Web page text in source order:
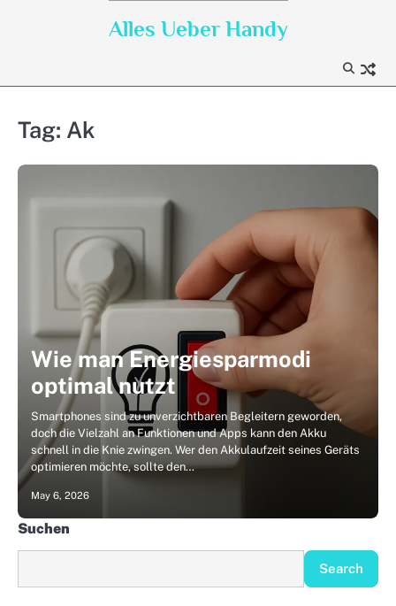
Alles Ueber Handy
Tag: Ak
Wie man Energiesparmodi
optimal nutzt
Smartphones sind zu unverzichtbaren Begleitern geworden,
doch die Vielzahl an Funktionen und Apps kann den Akku
schnell in die Knie zwingen. Wer den Akkulaufzeit seines Geräts
optimieren möchte, sollte den…
May 6, 2026
Suchen
Search